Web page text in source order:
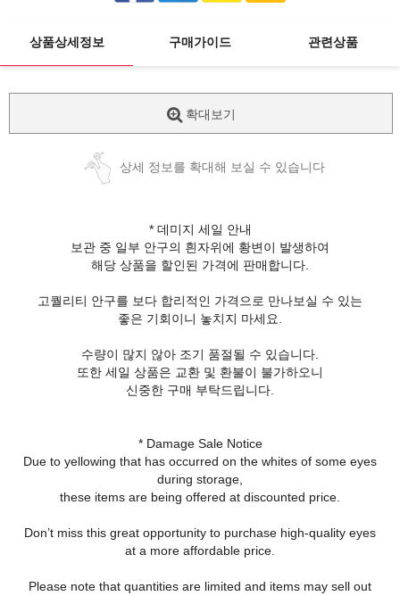
상품상세정보 구매가이드 관련상품
확대보기
상세 정보를 확대해 보실 수 있습니다
* 데미지 세일 안내
보관 중 일부 안구의 흰자위에 황변이 발생하여
해당 상품을 할인된 가격에 판매합니다.
고퀄리티 안구를 보다 합리적인 가격으로 만나보실 수 있는
좋은 기회이니 놓치지 마세요.
수량이 많지 않아 조기 품절될 수 있습니다.
또한 세일 상품은 교환 및 환불이 불가하오니
신중한 구매 부탁드립니다.
* Damage Sale Notice
Due to yellowing that has occurred on the whites of some eyes
during storage,
these items are being offered at discounted price.
Don’t miss this great opportunity to purchase high-quality eyes
at a more affordable price.
Please note that quantities are limited and items may sell out